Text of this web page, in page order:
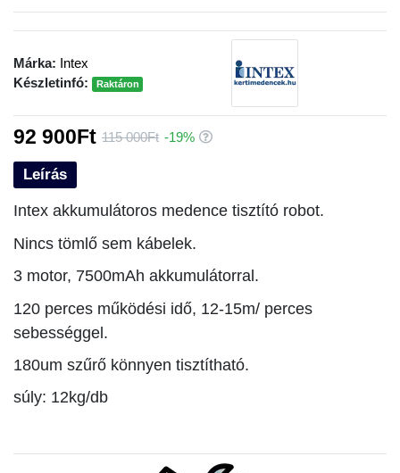
Leírás
Intex akkumulátoros medence tisztító robot.
Nincs tömlő sem kábelek.
3 motor, 7500mAh akkumulátorral.
120 perces működési idő, 12-15m/ perces
sebességgel.
180um szűrő könnyen tisztítható.
súly: 12kg/db
Márka: Intex
Készletinfó:
Raktáron
92 900Ft 115 000Ft -19%